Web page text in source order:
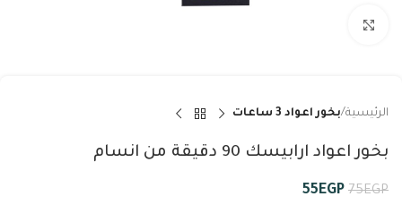
الرئيسية بخور اعواد 3 ساعات
بخور اعواد ارابيسك 90 دقيقة من انسام
75EGP
55EGP